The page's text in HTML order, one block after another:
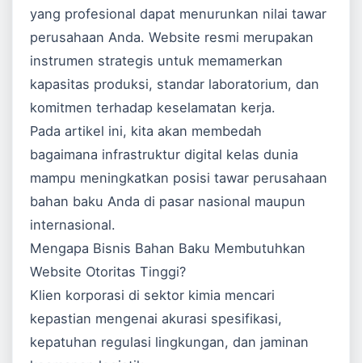
yang profesional dapat menurunkan nilai tawar
perusahaan Anda. Website resmi merupakan
instrumen strategis untuk memamerkan
kapasitas produksi, standar laboratorium, dan
komitmen terhadap keselamatan kerja.
Pada artikel ini, kita akan membedah
bagaimana infrastruktur digital kelas dunia
mampu meningkatkan posisi tawar perusahaan
bahan baku Anda di pasar nasional maupun
internasional.
Mengapa Bisnis Bahan Baku Membutuhkan
Website Otoritas Tinggi?
Klien korporasi di sektor kimia mencari
kepastian mengenai akurasi spesifikasi,
kepatuhan regulasi lingkungan, dan jaminan